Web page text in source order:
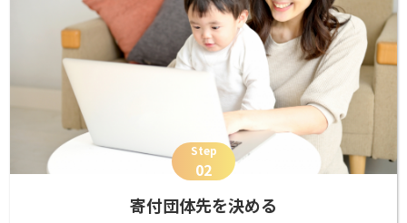
Step
02
寄付団体先を決める